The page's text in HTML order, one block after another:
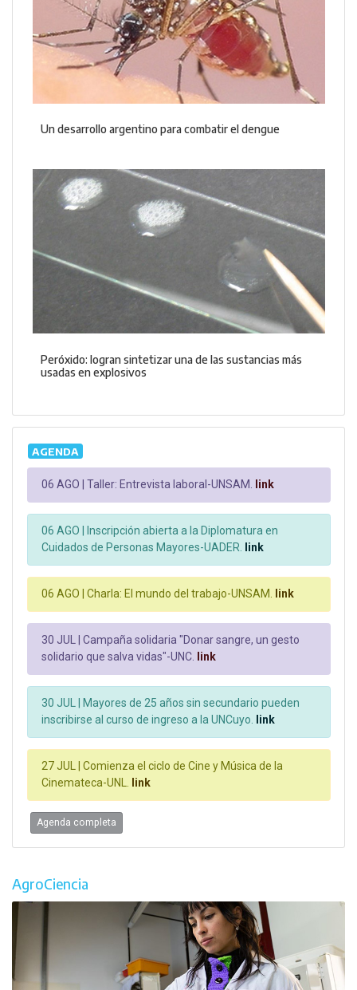
Un desarrollo argentino para combatir el dengue
Peróxido: logran sintetizar una de las sustancias más
usadas en explosivos
AGENDA
06 AGO | Taller: Entrevista laboral-UNSAM. link
06 AGO |
Inscripción abierta a la Diplomatura en
Cuidados de Personas Mayores-UADER. link
06 AGO | Charla: El mundo del trabajo-UNSAM. link
30 JUL | Campaña solidaria "Donar sangre, un gesto
solidario que salva vidas"-UNC. link
30 JUL |
Mayores de 25 años sin secundario pueden
inscribirse al curso de ingreso a la UNCuyo. link
27 JUL | Comienza el ciclo de Cine y Música de la
Cinemateca-UNL. link
Agenda completa
AgroCiencia